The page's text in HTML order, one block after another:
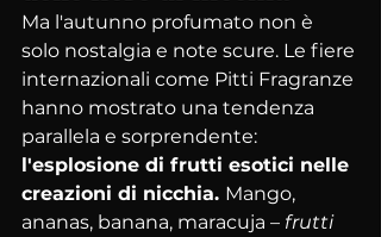
Ma l'autunno profumato non è
solo nostalgia e note scure. Le fiere
internazionali come Pitti Fragranze
hanno mostrato una tendenza
parallela e sorprendente:
l'esplosione di frutti esotici nelle
creazioni di nicchia. Mango,
ananas, banana, maracuja – frutti